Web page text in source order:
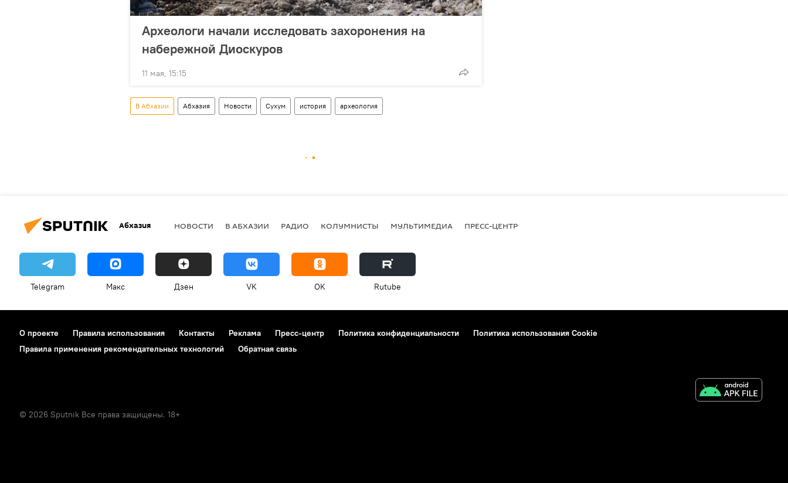
Археологи начали исследовать захоронения на
набережной Диоскуров
11 мая, 15:15
В Абхазии Абхазия Новости Сухум история археология
Абхазия НОВОСТИ В АБХАЗИИ РАДИО КОЛУМНИСТЫ МУЛЬТИМЕДИА ПРЕСС-ЦЕНТР
Telegram Макс Дзен VK OK Rutube
О проекте Правила использования Контакты Реклама Пресс-центр Политика конфиденциальности
Политика использования Cookie
Правила применения рекомендательных технологий
Обратная связь
© 2026 Sputnik Все права защищены. 18+